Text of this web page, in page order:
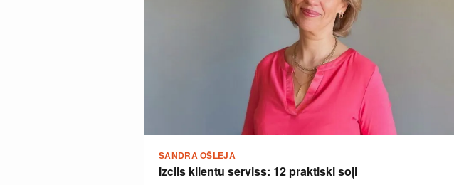
SANDRA OŠLEJA
Izcils klientu serviss: 12 praktiski soļi